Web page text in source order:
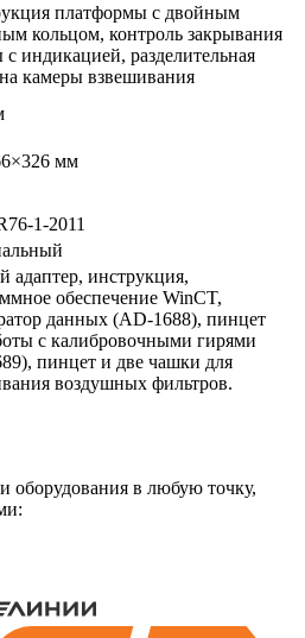
платформы с двойным
кольцом, контроль закрывания
с индикацией, разделительная
камеры взвешивания
мм
1-2011
адаптер, инструкция,
обеспечение WinCT,
данных (AD-1688), пинцет
с калибровочными гирями
пинцет и две чашки для
воздушных фильтров.
оборудования в любую точку,